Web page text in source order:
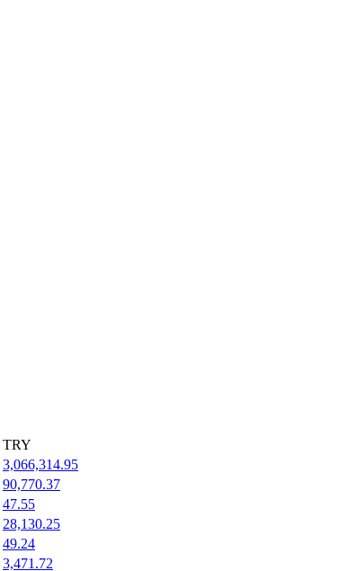
TRY
3,066,314.95
90,770.37
47.55
28,130.25
49.24
3,471.72